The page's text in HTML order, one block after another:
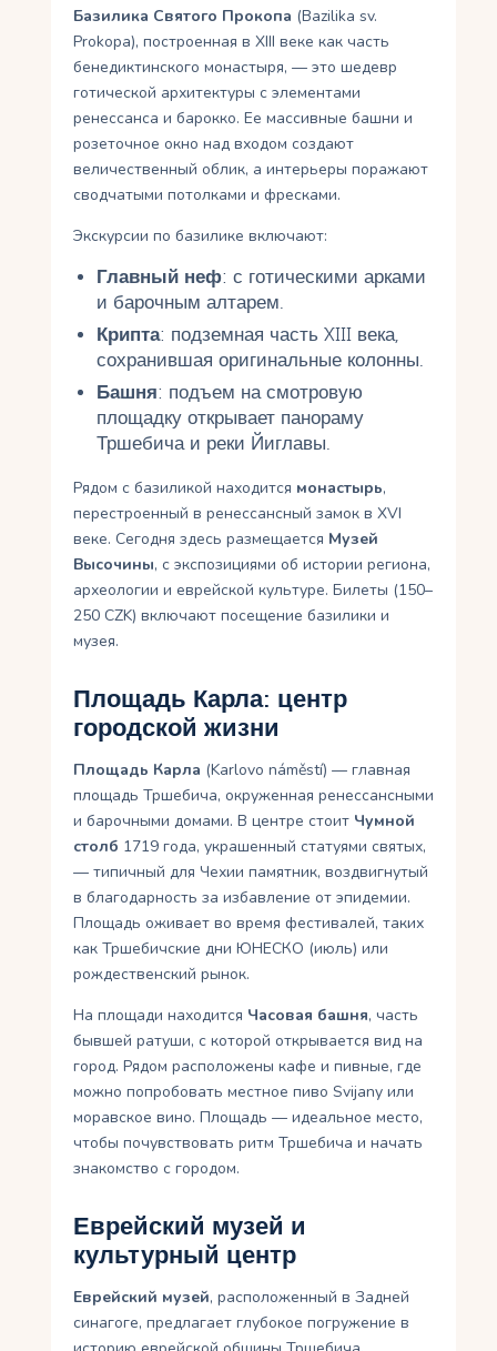
Базилика Святого Прокопа (Bazilika sv.
Prokopa), построенная в XIII веке как часть
бенедиктинского монастыря, — это шедевр
готической архитектуры с элементами
ренессанса и барокко. Ее массивные башни и
розеточное окно над входом создают
величественный облик, а интерьеры поражают
сводчатыми потолками и фресками.
Экскурсии по базилике включают:
Главный неф: с готическими арками
и барочным алтарем.
Крипта: подземная часть XIII века,
сохранившая оригинальные колонны.
Башня: подъем на смотровую
площадку открывает панораму
Тршебича и реки Йиглавы.
Рядом с базиликой находится монастырь,
перестроенный в ренессансный замок в XVI
веке. Сегодня здесь размещается Музей
Высочины, с экспозициями об истории региона,
археологии и еврейской культуре. Билеты (150–
250 CZK) включают посещение базилики и
музея.
Площадь Карла: центр
городской жизни
Площадь Карла (Karlovo náměstí) — главная
площадь Тршебича, окруженная ренессансными
и барочными домами. В центре стоит Чумной
столб 1719 года, украшенный статуями святых,
— типичный для Чехии памятник, воздвигнутый
в благодарность за избавление от эпидемии.
Площадь оживает во время фестивалей, таких
как Тршебичские дни ЮНЕСКО (июль) или
рождественский рынок.
На площади находится Часовая башня, часть
бывшей ратуши, с которой открывается вид на
город. Рядом расположены кафе и пивные, где
можно попробовать местное пиво Svijany или
моравское вино. Площадь — идеальное место,
чтобы почувствовать ритм Тршебича и начать
знакомство с городом.
Еврейский музей и
культурный центр
Еврейский музей, расположенный в Задней
синагоге, предлагает глубокое погружение в